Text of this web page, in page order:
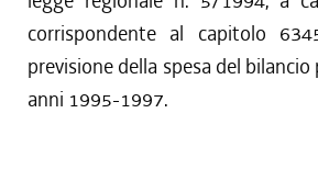
corrispondente al capitolo
previsione della spesa del
anni 1995-1997.